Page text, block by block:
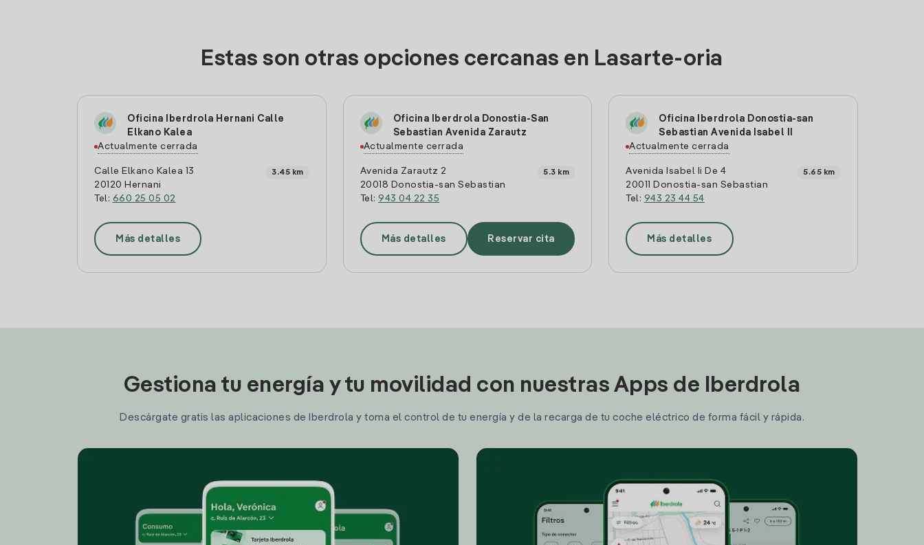
Estas son otras opciones cercanas en Lasarte-oria
Oficina Iberdrola Hernani Calle
Elkano Kalea
Actualmente cerrada
Calle Elkano Kalea 13
20120 Hernani
Tel: 660 25 05 02
3.45 km
Más detalles
Oficina Iberdrola Donostia-San
Sebastian Avenida Zarautz
Actualmente cerrada
Avenida Zarautz 2
20018 Donostia-san Sebastian
Tel:943 04 22 35
5.3 km
Más detalles Reservar cita
Oficina Iberdrola Donostia-san
Sebastian Avenida Isabel II
Actualmente cerrada
Avenida Isabel Ii De 4
20011 Donostia-san Sebastian
Tel: 943 23 44 54
5.65 km
Más detalles
Gestiona tu energía y tu movilidad con nuestras Apps de Iberdrola
Descárgate gratis las aplicaciones de Iberdrola y toma el control de tu energía y de la recarga de tu coche eléctrico de forma fácil y rápida.